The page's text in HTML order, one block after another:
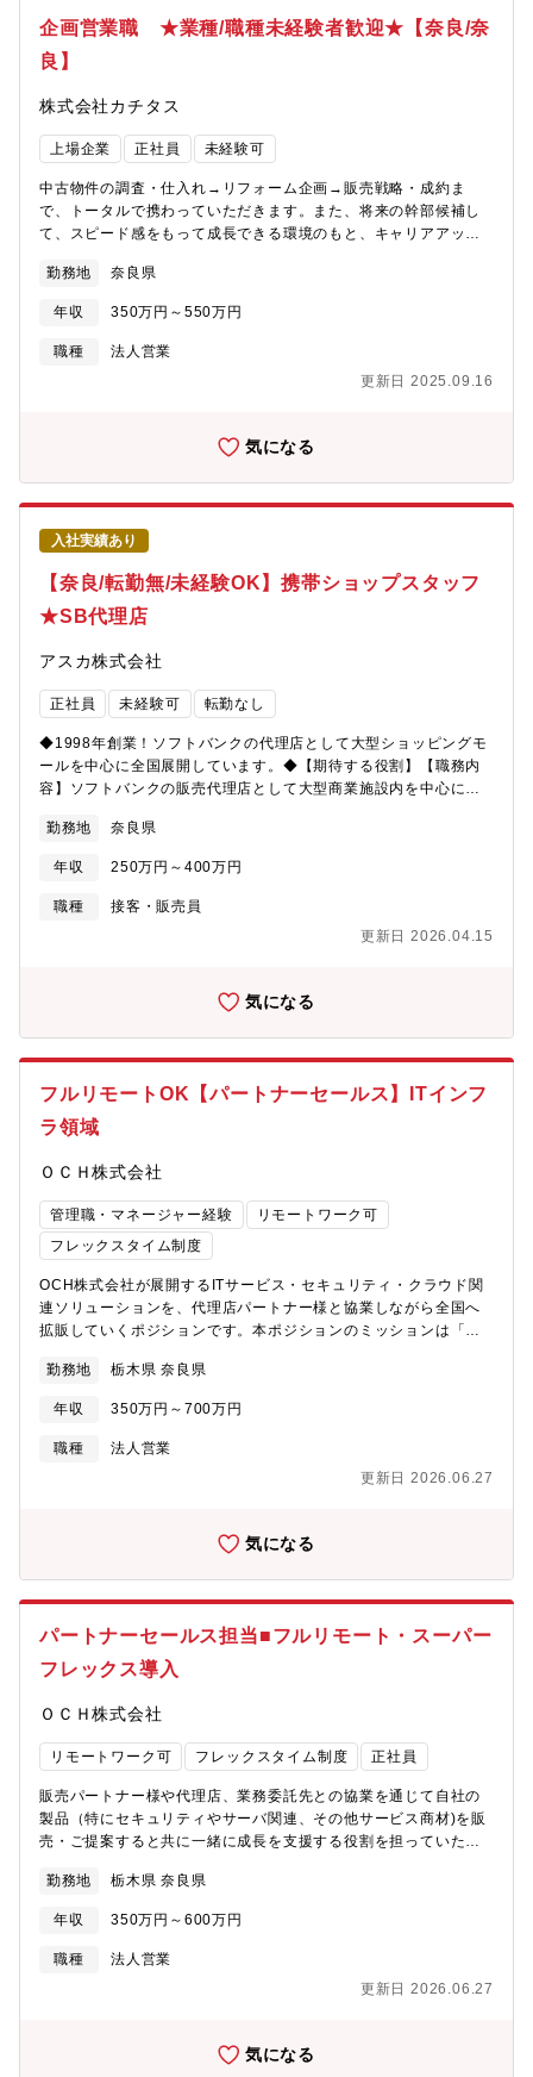
企画営業職 ★業種/職種未経験者歓迎★【奈良/奈
良】
株式会社カチタス
上場企業 正社員 未経験可
中古物件の調査・仕入れ→リフォーム企画→販売戦略・成約ま
で、トータルで携わっていただきます。また、将来の幹部候補し
て、スピード感をもって成長できる環境のもと、キャリアアップ
に赴き、「どのような方に住んでいただきたいか」お客様像をイ
メージしながら中古物件の仕入れを行います。(2)リフォーム企
画：お客様が住まいに求めることはなにかを考えながら、リフォ
ームのプランを立てていきます。(3)販売：自ら企画したリフォー
力】自身のアイディアを形にし、それを自らお客様に提案してい
直接感じることができるやりがいのある業務です。
勤務地 奈良県
年収 350万円～550万円
職種
法人営業
更新日 2025.09.16
気になる
入社実績あり
【奈良/転勤無/未経験OK】携帯ショップスタッフ
★SB代理店
アスカ株式会社
正社員 未経験可 転勤なし
◆1998年創業！ソフトバンクの代理店として大型ショッピングモ
ールを中心に全国展開しています。◆【期待する役割】【職務内
容】ソフトバンクの販売代理店として大型商業施設内を中心に全
ョップスタッフをご担当頂きます。★どんなお仕事…？・携帯電
話の機種選びのサポート・料金お支払いの対応、電話応対などの
窓口業務・事務作業（販促物の制作）・イベントの企画・準備・
その他、お客様からの問い合わせ対応・１日の平均来店人数は１
ら、仕事の進め方を学びます。独り立ちまでは約3か月の研修期間
ある成長企業です＞くつろいでいただける空間づくり・「あなた
だからまた来たい」と言われるサービス・お客様に愛されるお店/
クルーの3点を店舗運営の基礎とし、成長してきました。また、顧
客満足だけでなく従業員満足にも取り組み、時短制度や恩人感謝
の日など社員一人一人の充実した生活の実現を応援しさらに風通
しのいい会社となっています。＜自分の頑張りで、昇給可能◎充
実の評価制度＞個人成績だけでなく、自身で達成したい目標の設
おります。ソフトバンクに連動した資格手当も充実しており、自
か月後から受けられるので自分のスキルを高めるチャンスが数多
くあります。＜人とのつながりを大切に…！研修も多く幅広いキ
ャリアステップ＞扱うのはもはや生活の一部である「携帯電
話」。老若男女様々なお客様と関わることをが出来、仲間とのチ
ームワークも含めて人とのつながりを感じられる環境です。業界
未経験からでもチャレンジOK！業界のトレンド・勉強会・ロープ
ちろん、店舗開発や販売エキスパートなどのキャリアで長期的な
キャリアを築いていけます。【募集要因】事業拡大に伴う増員。
勤務地 奈良県
年収 250万円～400万円
職種
接客・販売員
更新日 2026.04.15
気になる
フルリモートOK【パートナーセールス】ITインフ
ラ領域
ＯＣＨ株式会社
管理職・マネージャー経験
リモートワーク可
フレックスタイム制度
OCH株式会社が展開するITサービス・セキュリティ・クラウド関
連ソリューションを、代理店パートナー様と協業しながら全国へ
拡販していくポジションです。本ポジションのミッションは「代
るルート営業ではなく、戦略設計から案件推進、販売体制の構築
まで一気通貫で担います。【業務内容詳細】●パートナーセールス
として新規販売パートナー様の開拓はもちろんのこと、既存の販
売パートナー様へ定期的な訪問や定例会等を通して製品の販売促
リティ機器（UTMやエンドポイント）、ストレージ製品
ナー戦略の立案、実行・既存代理店パートナー様の販売実績分析
および成長戦略の設計 ・商材別（バックアップ／セキュリティ／
クラウド基盤等）の販売方針策定・KPI設計および四半期レビュー
の実施■ 新規代理店パートナーチャネルの開拓・ターゲット代理
店パートナー様の選定（地域SIer、セキュリティ専業企業な
ど）・アプローチからアポイント取得～商談～契約締結までの推
進・販売スキーム（価格体系・サポート体制）の構築■代理店パー
画、実施（オンライン／対面）・提案資料、FAQ、営業トークス
ンペーン等の販促について策定■ 共同案件推進・提案支援 ・代理
機器の選定および提案、エンドユーザーの課題ヒアリング ・技術
部門と連携した構成検討および提案書作成支援 ・導入後のフォロ
ーアップと横展開提案■ 市場フィードバックと商品改善提案・競
合情報、市場ニーズの収集・代理店パートナー様からの改善要望
商材例】・セキュリティ製品（UTM、エンドポイントセキュリテ
ドサービス（リモートサポート、AI翻訳）【案件事例】・某大手
企業の販売№.1とのパートナーシップ・某大手公共施設のインフ
るデバイスの貸与●コミュニケーション ・Slack、Zoom、
勤務地 栃木県 奈良県
年収 350万円～700万円
職種
法人営業
更新日 2026.06.27
気になる
パートナーセールス担当■フルリモート・スーパー
フレックス導入
ＯＣＨ株式会社
リモートワーク可 フレックスタイム制度 正社員
販売パートナー様や代理店、業務委託先との協業を通じて自社の
製品（特にセキュリティやサーバ関連、その他サービス商材)を販
売・ご提案すると共に一緒に成長を支援する役割を担っていただ
て販売促進の実施・新規商材の発掘・代理店の新規開拓や契約締
結・営業戦略の立案・代理店への営業支援やフォロー・セミナー
やキャンペーンの企画等【魅力】既存の大規模パートナー様の担
当としてお客様へIT商材の販売支援を行っていただきます。個人
勉強会がメインとなります。パートナーセールスとしては通常の
け、深めることができるのは大きなやりがいの一つです。また、
パートナー企業との関係を通じて、異なる業界や市場の知識も広
勤務地 栃木県 奈良県
年収 350万円～600万円
職種
法人営業
更新日 2026.06.27
気になる